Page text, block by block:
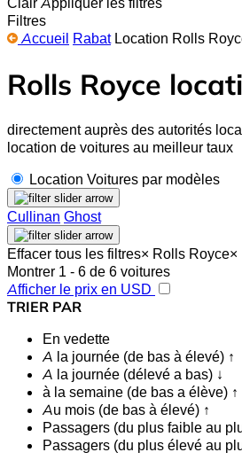
Filtres
Accueil Rabat Location Rolls
Rolls Royce
directement auprès des autorités
location de voitures au meilleur taux
Location Voitures par modèles
Cullinan Ghost
Effacer tous les filtres× Rolls Royce×
Montrer 1 - 6 de 6 voitures
Afficher le prix en USD
TRIER PAR
En vedette
A la journée (de bas à élevé) ↑
A la journée (délevé a bas) ↓
à la semaine (de bas a élève) ↑
Au mois (de bas à élevé) ↑
Passagers (du plus faible au
Passagers (du plus élevé au